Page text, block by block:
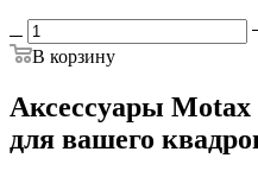
В корзину
Аксессуары
для вашего